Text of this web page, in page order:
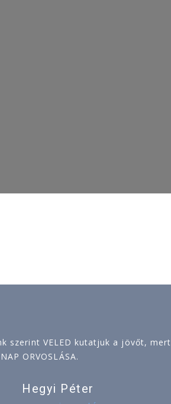
szerint VELED kutatjuk a jövőt, mert
ORVOSLÁSA.
Hegyi Péter